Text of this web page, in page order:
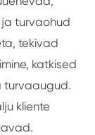
turvaohud
tekivad
katkised
turvaaugud.
kliente